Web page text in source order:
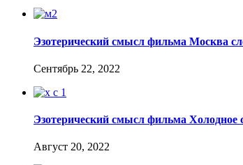
Эзотерический смысл фильма Москва
Сентябрь 22, 2022
Эзотерический смысл фильма Холодное
Август 20, 2022